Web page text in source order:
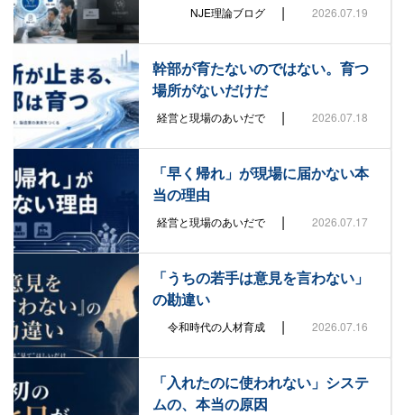
NJE理論ブログ | 2026.07.19
幹部が育たないのではない。育つ
場所がないだけだ
経営と現場のあいだで | 2026.07.18
「早く帰れ」が現場に届かない本
当の理由
経営と現場のあいだで | 2026.07.17
「うちの若手は意見を言わない」
の勘違い
令和時代の人材育成 | 2026.07.16
「入れたのに使われない」システ
ムの、本当の原因